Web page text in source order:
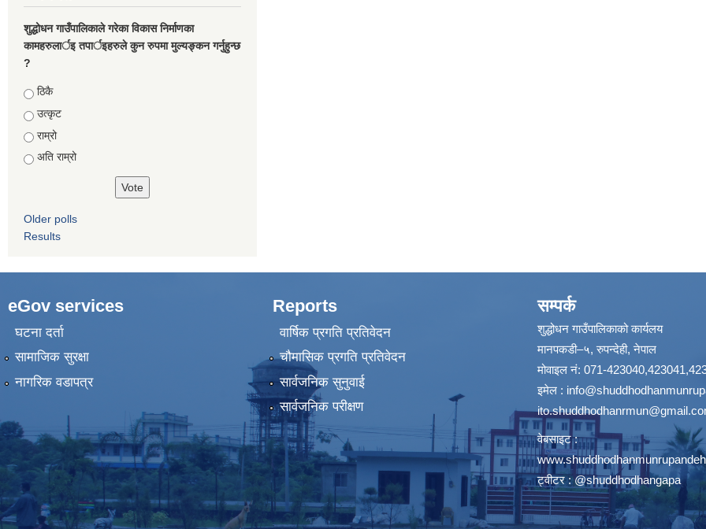
शुद्धोधन गाउँपालिकाले गरेका विकास निर्माणका
कामहरुलार्इ तपार्इहरुले कुन रुपमा मुल्यङ्कन गर्नुहुन्छ
?
Choices
ठिकै
उत्कृट
राम्रो
अति राम्रो
Older polls
Results
eGov services
घटना दर्ता
सामाजिक सुरक्षा
नागरिक वडापत्र
Reports
वार्षिक प्रगति प्रतिवेदन
चौमासिक प्रगति प्रतिवेदन
सार्वजनिक सुनुवाई
सार्वजनिक परीक्षण
सम्पर्क
शुद्धोधन गाउँपालिकाको कार्यलय
मानपकडी–५, रुपन्देही, नेपाल
मोवाइल नं: 071-
इमेल :
वेबसाइट :
ट्वीटर : @shuddhodhangapa